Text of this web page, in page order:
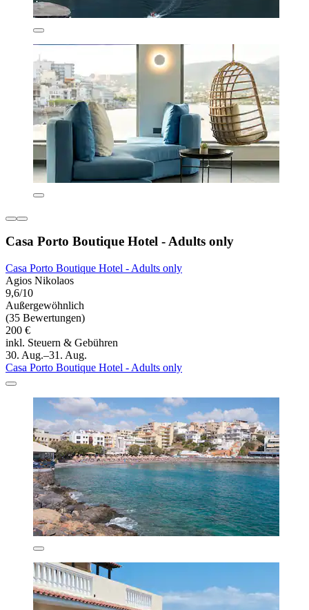
Casa Porto Boutique Hotel - Adults only
Casa Porto Boutique Hotel - Adults only
Agios Nikolaos
9,6/10
Außergewöhnlich
(35 Bewertungen)
200 €
inkl. Steuern & Gebühren
30. Aug.–31. Aug.
Casa Porto Boutique Hotel - Adults only